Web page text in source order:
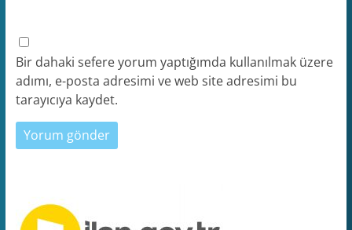
Bir dahaki sefere yorum yaptığımda kullanılmak üzere
adımı, e-posta adresimi ve web site adresimi bu
tarayıcıya kaydet.